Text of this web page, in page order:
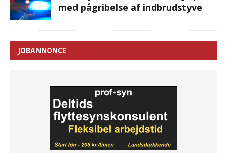
med pågribelse af indbrudstyve
JOBANNONCE